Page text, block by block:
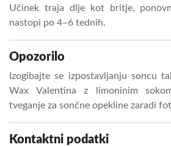
Učinek traja dlje kot britje,
nastopi po 4–6 tednih.
Opozorilo
Izogibajte se izpostavljanju soncu
Wax Valentina z limoninim
tveganje za sončne opekline zaradi
Kontaktni podatki